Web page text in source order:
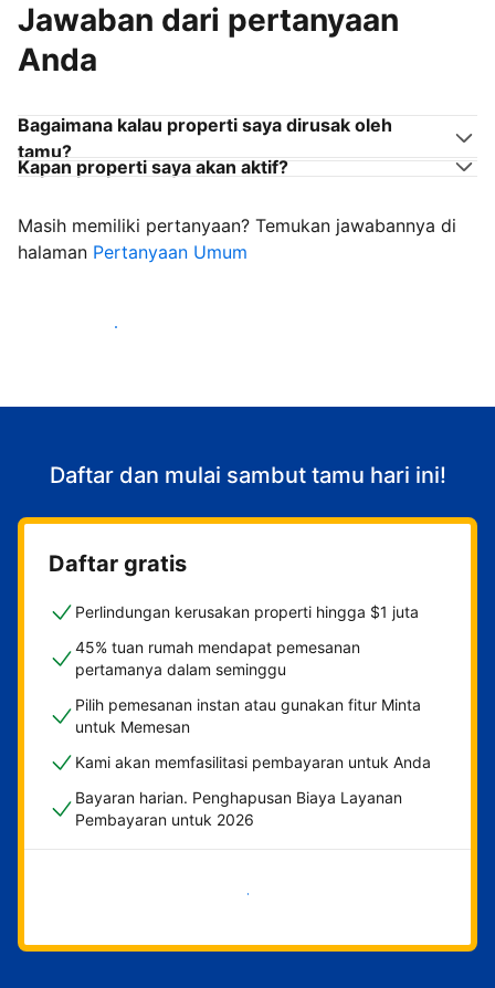
Jawaban dari pertanyaan
Anda
Bagaimana kalau properti saya dirusak oleh
tamu?
Kapan properti saya akan aktif?
Masih memiliki pertanyaan? Temukan jawabannya di
halaman Pertanyaan Umum
Mulai sambut tamu
Daftar dan mulai sambut tamu hari ini!
Daftar gratis
Perlindungan kerusakan properti hingga $1 juta
45% tuan rumah mendapat pemesanan
pertamanya dalam seminggu
Pilih pemesanan instan atau gunakan fitur Minta
untuk Memesan
Kami akan memfasilitasi pembayaran untuk Anda
Bayaran harian. Penghapusan Biaya Layanan
Pembayaran untuk 2026
Mulai sekarang